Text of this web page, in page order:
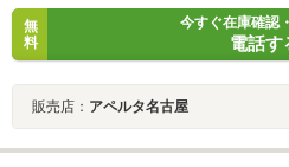
無
料
今すぐ在庫確認
電話す
販売店： アペルタ名古屋